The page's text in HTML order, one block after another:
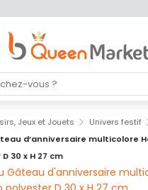
Jeux et Jouets Univers festif
d’anniversaire multicolore
30 x H 27 cm